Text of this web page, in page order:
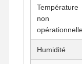
Température
non
Humidité